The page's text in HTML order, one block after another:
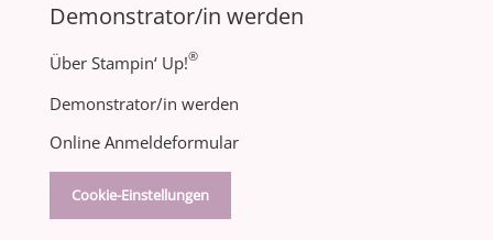
Demonstrator/in werden
Über Stampin‘ Up!®
Demonstrator/in werden
Online Anmeldeformular
Cookie-Einstellungen